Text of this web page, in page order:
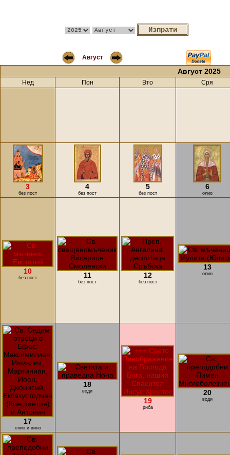
Август
Август 2025
Нед Пон Вто Сря
3
без пост
4
без пост
5
без пост
6
олио
10
без пост 11
без пост
12
без пост
13
олио
17
олио и вино
18
води
19
риба
20
води